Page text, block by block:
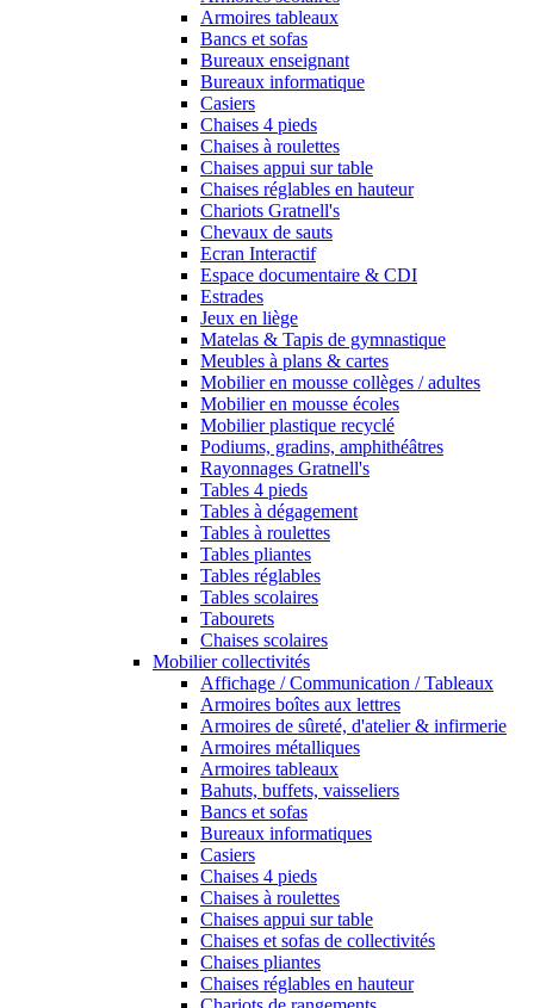
Armoires tableaux
Bancs et sofas
Bureaux enseignant
Bureaux informatique
Casiers
Chaises 4 pieds
Chaises à roulettes
Chaises appui sur table
Chaises réglables en hauteur
Chariots Gratnell's
Chevaux de sauts
Ecran Interactif
Espace documentaire & CDI
Estrades
Jeux en liège
Matelas & Tapis de gymnastique
Meubles à plans & cartes
Mobilier en mousse collèges / adultes
Mobilier en mousse écoles
Mobilier plastique recyclé
Podiums, gradins, amphithéâtres
Rayonnages Gratnell's
Tables 4 pieds
Tables à dégagement
Tables à roulettes
Tables pliantes
Tables réglables
Tables scolaires
Tabourets
Chaises scolaires
Mobilier collectivités
Affichage / Communication / Tableaux
Armoires boîtes aux lettres
Armoires de sûreté, d'atelier & infirmerie
Armoires métalliques
Armoires tableaux
Bahuts, buffets, vaisseliers
Bancs et sofas
Bureaux informatiques
Casiers
Chaises 4 pieds
Chaises à roulettes
Chaises appui sur table
Chaises et sofas de collectivités
Chaises pliantes
Chaises réglables en hauteur